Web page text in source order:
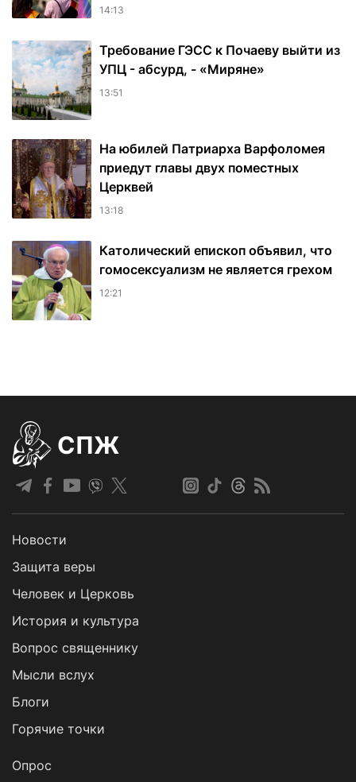
14:13
Требование ГЭСС к Почаеву выйти из
УПЦ - абсурд, - «Миряне»
13:51
На юбилей Патриарха Варфоломея
приедут главы двух поместных
Церквей
13:18
Католический епископ объявил, что
гомосексуализм не является грехом
12:21
СПЖ
Новости
Защита веры
Человек и Церковь
История и культура
Вопрос священнику
Мысли вслух
Блоги
Горячие точки
Опрос